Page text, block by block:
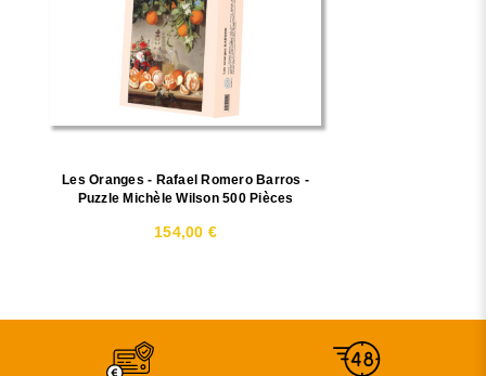
Les Oranges - Rafael Romero Barros -
Puzzle Michèle Wilson 500 Pièces
154,00 €